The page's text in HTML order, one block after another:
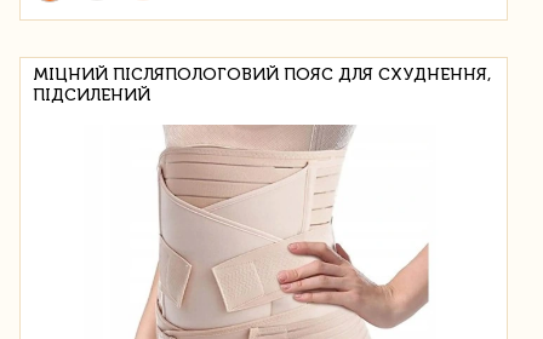
МІЦНИЙ ПІСЛЯПОЛОГОВИЙ ПОЯС ДЛЯ СХУДНЕННЯ,
ПІДСИЛЕНИЙ